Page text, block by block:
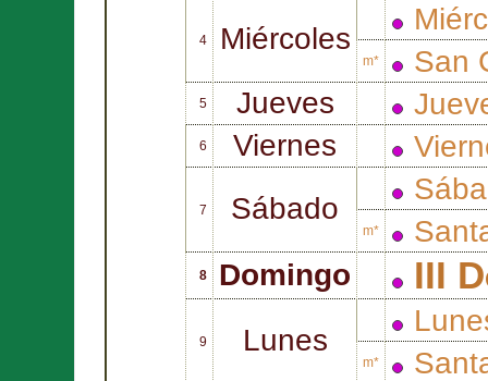
4 Miércoles
m* San
5 Jueves
6 Viernes
7 Sábado
m*
8 Domingo III
9 Lunes
m*